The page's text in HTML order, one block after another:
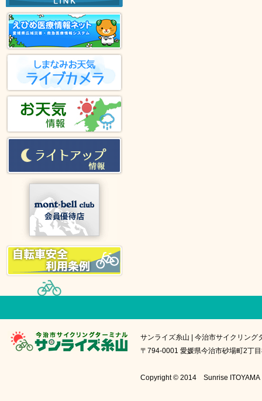
サンライズ糸山 | 今治市サイクリング
〒794-0001 愛媛県今治市砂場町2
Copyright © 2014 Sunrise